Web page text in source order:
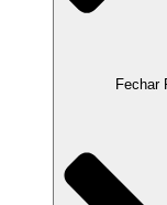
Fechar